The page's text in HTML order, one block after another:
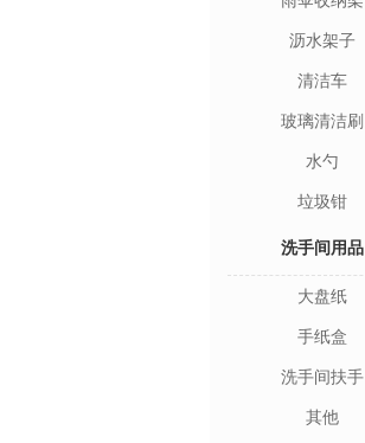
沥水架子
清洁车
玻璃清洁刷
水勺
垃圾钳
洗手间用品
大盘纸
手纸盒
洗手间扶手
其他